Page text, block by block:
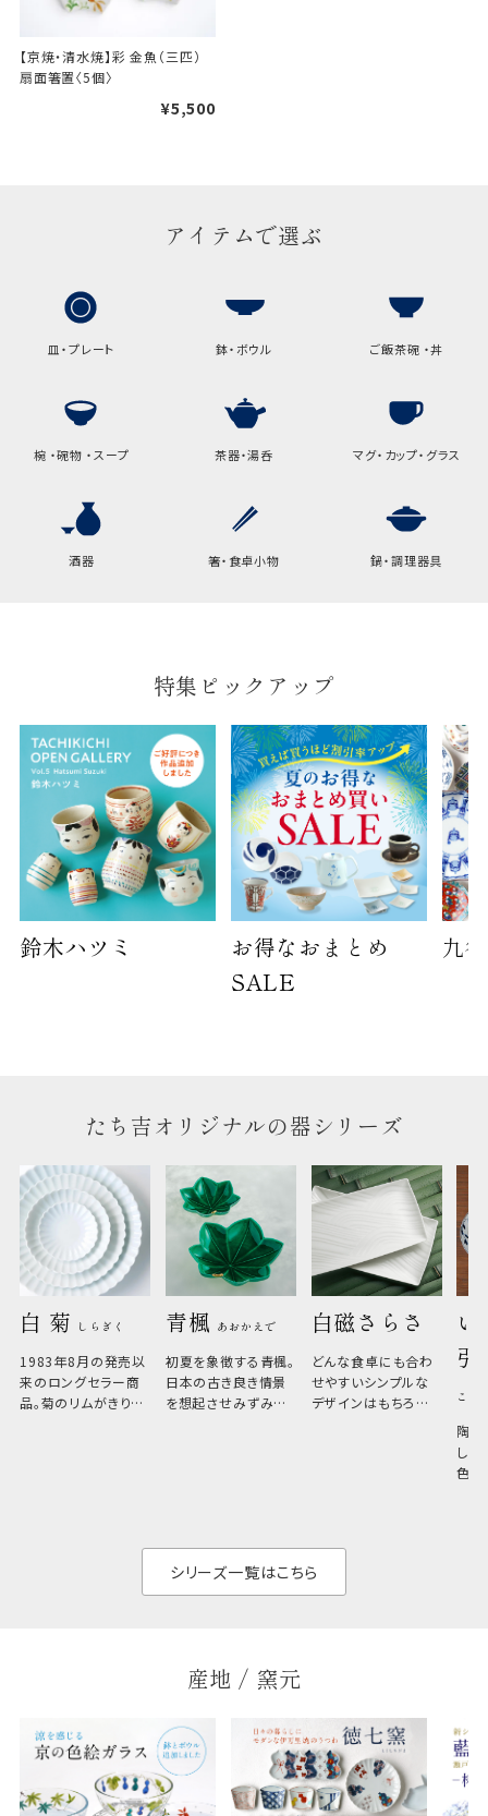
手提袋はお付けできません。
ギフト袋について
手提袋はお付けできません。
手提げ袋について
ご注文時に、ご希望枚数をご記入ください。
高さ
32.5cm
9cm
幅
14cm
袋のサイズは当店で最適なものをご用意いたしま
す。
ご提供枚数の上限はご注文商品数となります。
天掛け包装、ギフト袋対応の商品にはおつけでき
ません。
※犬猫時計には、手提袋をお付けできません
【京焼・清水焼】彩 金魚（三匹）
扇面箸置〈5個〉
¥5,500
アイテムで選ぶ
皿・プレート 鉢・ボウル ご飯茶碗 ・丼
椀 ・碗物 ・スープ 茶器・湯呑 マグ・カップ・グラス
酒器 箸・食卓小物 鍋・調理器具
特集ピックアップ
鈴木ハツミ
お得なおまとめ
SALE
九
たち吉オリジナルの器シリーズ
白 菊 しらぎく
1983年8月の発売以
来のロングセラー商
品。菊のリムがきりっ
青楓 あおかえで
初夏を象徴する青楓。
日本の古き良き情景
を想起させみずみず
白磁さらさ
どんな食卓にも合わ
せやすいシンプルな
デザインはもちろん、
い
こひ
陶器
しい
色の
シリーズ一覧はこちら
産地 / 窯元